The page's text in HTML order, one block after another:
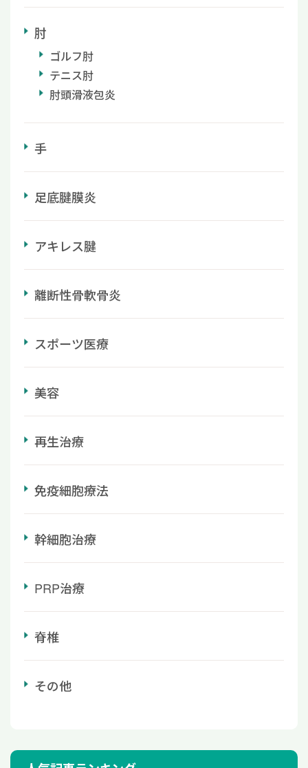
肘
ゴルフ肘
テニス肘
肘頭滑液包炎
手
足底腱膜炎
アキレス腱
離断性骨軟骨炎
スポーツ医療
美容
再生治療
免疫細胞療法
幹細胞治療
PRP治療
脊椎
その他